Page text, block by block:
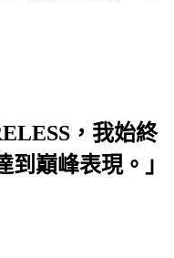
，我始終
巔峰表現。」